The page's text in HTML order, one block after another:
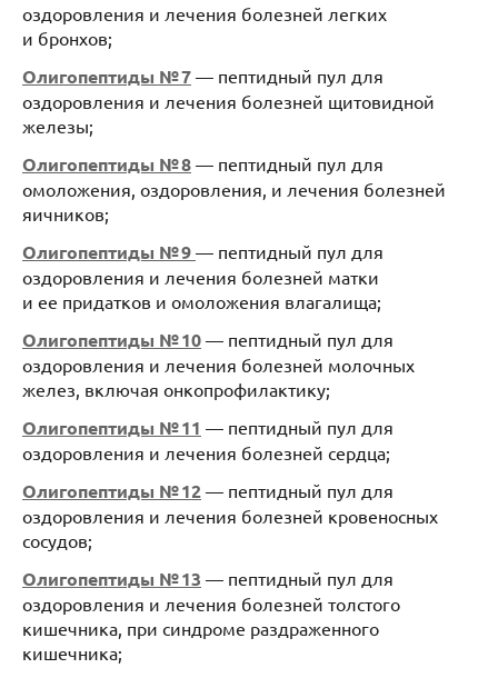
оздоровления и лечения болезней легких
и бронхов;
Олигопептиды № 7 — пептидный пул для
оздоровления и лечения болезней щитовидной
железы;
Олигопептиды № 8 — пептидный пул для
омоложения, оздоровления, и лечения болезней
яичников;
Олигопептиды № 9 — пептидный пул для
оздоровления и лечения болезней матки
и ее придатков и омоложения влагалища;
Олигопептиды № 10 — пептидный пул для
оздоровления и лечения болезней молочных
желез, включая онкопрофилактику;
Олигопептиды № 11 — пептидный пул для
оздоровления и лечения болезней сердца;
Олигопептиды № 12 — пептидный пул для
оздоровления и лечения болезней кровеносных
сосудов;
Олигопептиды № 13 — пептидный пул для
оздоровления и лечения болезней толстого
кишечника, при синдроме раздраженного
кишечника;